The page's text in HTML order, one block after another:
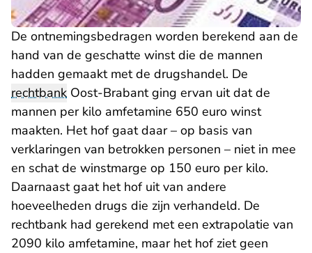
De ontnemingsbedragen worden berekend aan de
hand van de geschatte winst die de mannen
hadden gemaakt met de drugshandel. De
rechtbank Oost-Brabant ging ervan uit dat de
mannen per kilo amfetamine 650 euro winst
maakten. Het hof gaat daar – op basis van
verklaringen van betrokken personen – niet in mee
en schat de winstmarge op 150 euro per kilo.
Daarnaast gaat het hof uit van andere
hoeveelheden drugs die zijn verhandeld. De
rechtbank had gerekend met een extrapolatie van
2090 kilo amfetamine, maar het hof ziet geen